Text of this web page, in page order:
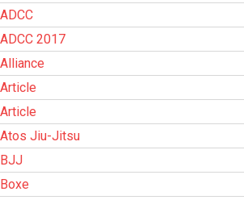
ADCC
ADCC 2017
Alliance
Article
Article
Atos Jiu-Jitsu
BJJ
Boxe